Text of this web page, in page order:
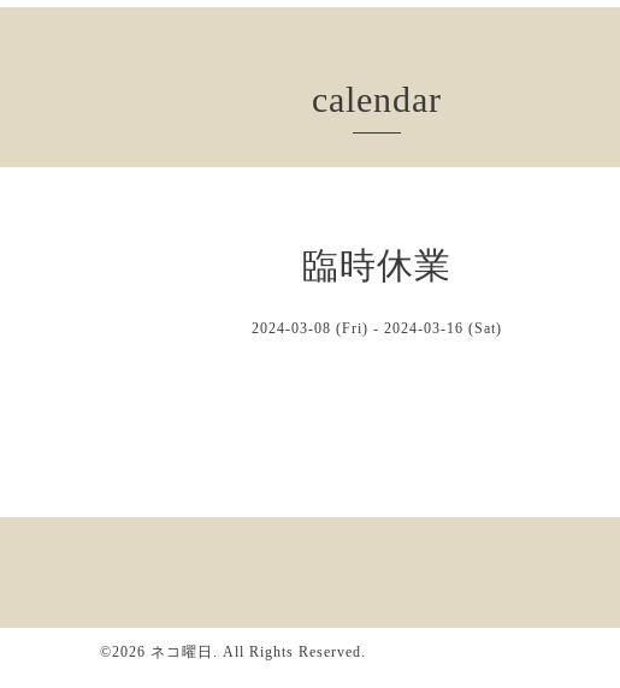
calendar
臨時休業
2024-03-08 (Fri) - 2024-03-16 (Sat)
©2026 ネコ曜日 . All Rights Reserved.